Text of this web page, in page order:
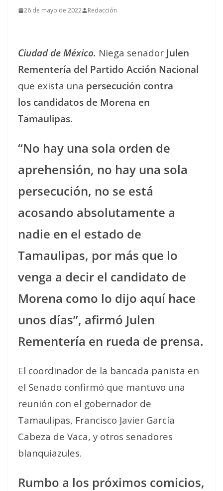
26 de mayo de 2022 Redacción
Ciudad de México. Niega senador Julen
Rementería del Partido Acción Nacional
que exista una persecución contra
los candidatos de Morena en
Tamaulipas.
“No hay una sola orden de
aprehensión, no hay una sola
persecución, no se está
acosando absolutamente a
nadie en el estado de
Tamaulipas, por más que lo
venga a decir el candidato de
Morena como lo dijo aquí hace
unos días”, afirmó Julen
Rementería en rueda de prensa.
El coordinador de la bancada panista en
el Senado confirmó que mantuvo una
reunión con el gobernador de
Tamaulipas, Francisco Javier García
Cabeza de Vaca, y otros senadores
blanquiazules.
Rumbo a los próximos comicios,